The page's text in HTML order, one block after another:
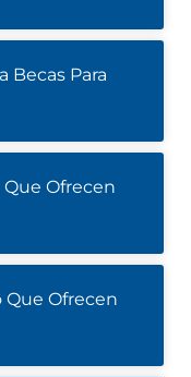
Becas Para
Ofrecen
Ofrecen